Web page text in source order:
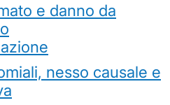
e danno da
nesso causale e